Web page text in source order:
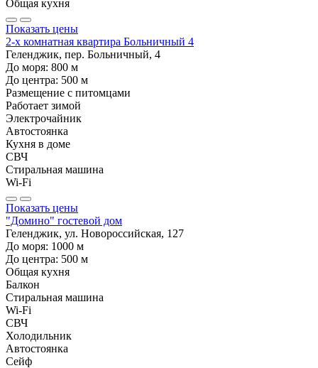
Общая кухня
Показать цены
2-х комнатная квартира Больничный 4
Геленджик, пер. Больничный, 4
До моря: 800 м
До центра: 500 м
Размещение с питомцами
Работает зимой
Электрочайник
Автостоянка
Кухня в доме
СВЧ
Стиральная машина
Wi-Fi
Показать цены
"Домино" гостевой дом
Геленджик, ул. Новороссийская, 127
До моря: 1000 м
До центра: 500 м
Общая кухня
Балкон
Стиральная машина
Wi-Fi
СВЧ
Холодильник
Автостоянка
Сейф